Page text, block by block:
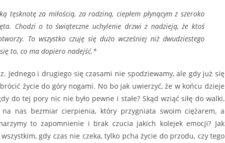
tęsknotę za miłością, za rodziną, ciepłem płynącym z szeroko
Chodzi o to świąteczne uchylenie drzwi z nadzieją, że ktoś
To wszystko czuję się dużo wcześniej niż dwudziestego
to, co ma dopiero nadejść.*
Jednego i drugiego się czasami nie spodziewamy, ale gdy już się
życie do góry nogami. No bo jak uwierzyć, że w końcu dzieje
do tej pory nic nie było pewne i stałe? Skąd wziąć siłę do walki,
nas bezmiar cierpienia, który przygniata swoim ciężarem, a
to zapomnienie i brak czucia jakich kolejek emocji? Jak
gdy czas nie czeka, tylko pcha życie do przodu, czy tego